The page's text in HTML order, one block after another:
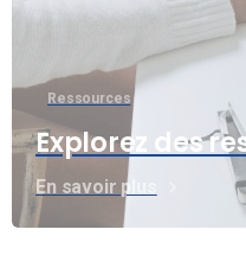
Ressources
Explorez des
En savoir plus